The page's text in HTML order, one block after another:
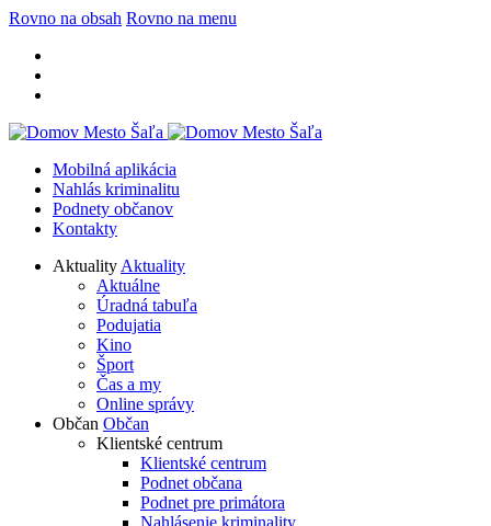
Rovno na obsah Rovno na menu
Mobilná aplikácia
Nahlás kriminalitu
Podnety občanov
Kontakty
Aktuality Aktuality
Aktuálne
Úradná tabuľa
Podujatia
Kino
Šport
Čas a my
Online správy
Občan Občan
Klientské centrum
Klientské centrum
Podnet občana
Podnet pre primátora
Nahlásenie kriminality